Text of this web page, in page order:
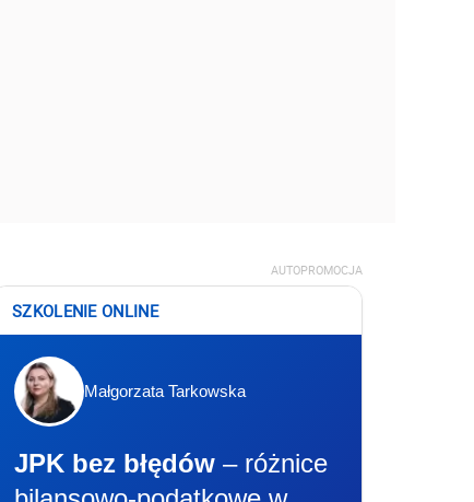
AUTOPROMOCJA
SZKOLENIE ONLINE
Małgorzata Tarkowska
JPK bez błędów – różnice